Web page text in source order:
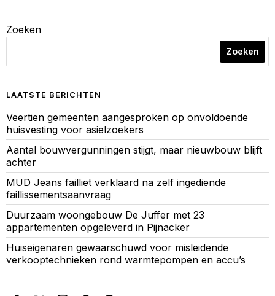
Zoeken
Zoeken
LAATSTE BERICHTEN
Veertien gemeenten aangesproken op onvoldoende
huisvesting voor asielzoekers
Aantal bouwvergunningen stijgt, maar nieuwbouw blijft
achter
MUD Jeans failliet verklaard na zelf ingediende
faillissementsaanvraag
Duurzaam woongebouw De Juffer met 23
appartementen opgeleverd in Pijnacker
Huiseigenaren gewaarschuwd voor misleidende
verkooptechnieken rond warmtepompen en accu’s